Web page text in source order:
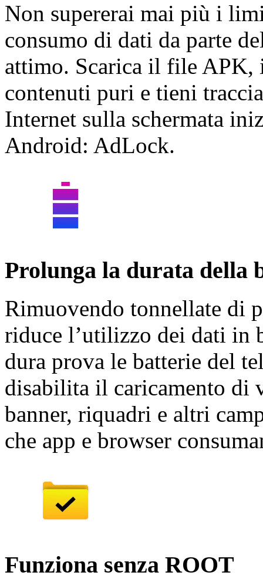
Non supererai mai più i
consumo di dati da parte
attimo. Scarica il file APK,
contenuti puri e tieni
Internet sulla schermata
Android: AdLock.
Prolunga la durata della
Rimuovendo tonnellate di
riduce l’utilizzo dei dati in
dura prova le batterie del
disabilita il caricamento di
banner, riquadri e altri
che app e browser
Funziona senza ROOT